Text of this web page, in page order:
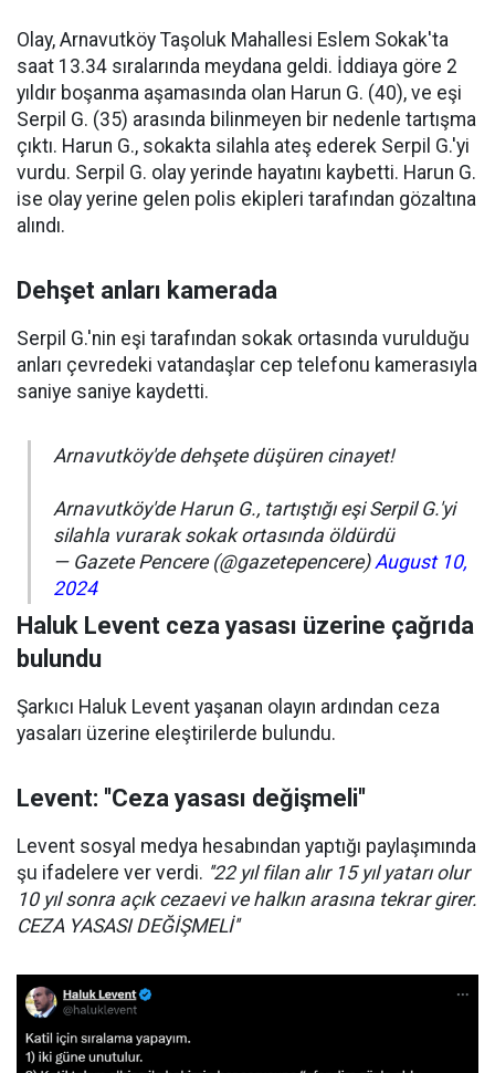
Olay, Arnavutköy Taşoluk Mahallesi Eslem Sokak'ta
saat 13.34 sıralarında meydana geldi. İddiaya göre 2
yıldır boşanma aşamasında olan Harun G. (40), ve eşi
Serpil G. (35) arasında bilinmeyen bir nedenle tartışma
çıktı. Harun G., sokakta silahla ateş ederek Serpil G.'yi
vurdu. Serpil G. olay yerinde hayatını kaybetti. Harun G.
ise olay yerine gelen polis ekipleri tarafından gözaltına
alındı.
Dehşet anları kamerada
Serpil G.'nin eşi tarafından sokak ortasında vurulduğu
anları çevredeki vatandaşlar cep telefonu kamerasıyla
saniye saniye kaydetti.
Arnavutköy'de dehşete düşüren cinayet!
Arnavutköy'de Harun G., tartıştığı eşi Serpil G.'yi
silahla vurarak sokak ortasında öldürdü
— Gazete Pencere (@gazetepencere)August 10,
2024
Haluk Levent ceza yasası üzerine çağrıda
bulundu
Şarkıcı Haluk Levent yaşanan olayın ardından ceza
yasaları üzerine eleştirilerde bulundu.
Levent: ''Ceza yasası değişmeli''
Levent sosyal medya hesabından yaptığı paylaşımında
şu ifadelere ver verdi. ''22 yıl filan alır 15 yıl yatarı olur
10 yıl sonra açık cezaevi ve halkın arasına tekrar girer.
CEZA YASASI DEĞİŞMELİ''